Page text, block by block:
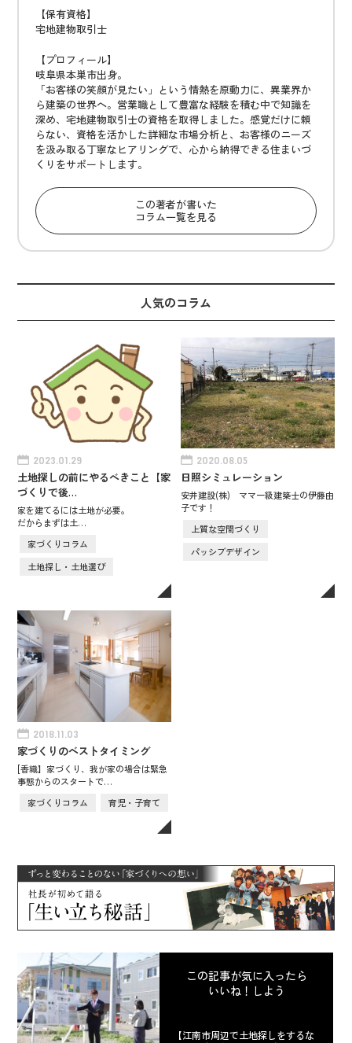
【保有資格】
宅地建物取引士
【プロフィール】
岐阜県本巣市出身。
「お客様の笑顔が見たい」という情熱を原動力に、異業界か
ら建築の世界へ。営業職として豊富な経験を積む中で知識を
深め、宅地建物取引士の資格を取得しました。感覚だけに頼
らない、資格を活かした詳細な市場分析と、お客様のニーズ
を汲み取る丁寧なヒアリングで、心から納得できる住まいづ
くりをサポートします。
この著者が書いた
コラム一覧を見る
人気のコラム
2023.01.29
土地探しの前にやるべきこと【家
づくりで後…
家を建てるには土地が必要。
だからまずは土…
家づくりコラム
土地探し・土地選び
2020.08.05
日照シミュレーション
安井建設(株) ママ一級建築士の伊藤由
子です！
上質な空間づくり
パッシブデザイン
2018.11.03
家づくりのベストタイミング
[香織】家づくり、我が家の場合は緊急
事態からのスタートで…
家づくりコラム
育児・子育て
この記事が気に入ったら
いいね！しよう
【江南市周辺で土地探しをするな